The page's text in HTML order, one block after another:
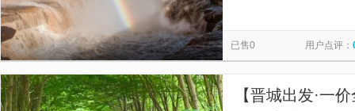
已售0 用户点评：
【晋城出发·一